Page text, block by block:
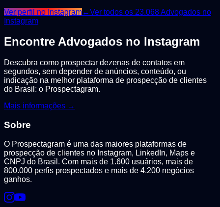
Ver perfil no Instagram←Ver todos os 23.068Advogados no
Instagram
Encontre Advogados no Instagram
Descubra como prospectar dezenas de contatos em
segundos, sem depender de anúncios, conteúdo, ou
indicação na melhor plataforma de prospecção de clientes
do Brasil: o Prospectagram.
Mais informações →
Sobre
O Prospectagram é uma das maiores plataformas de
prospecção de clientes no Instagram, LinkedIn, Maps e
CNPJ do Brasil. Com mais de 1.600 usuários, mais de
800.000 perfis prospectados e mais de 4.200 negócios
ganhos.